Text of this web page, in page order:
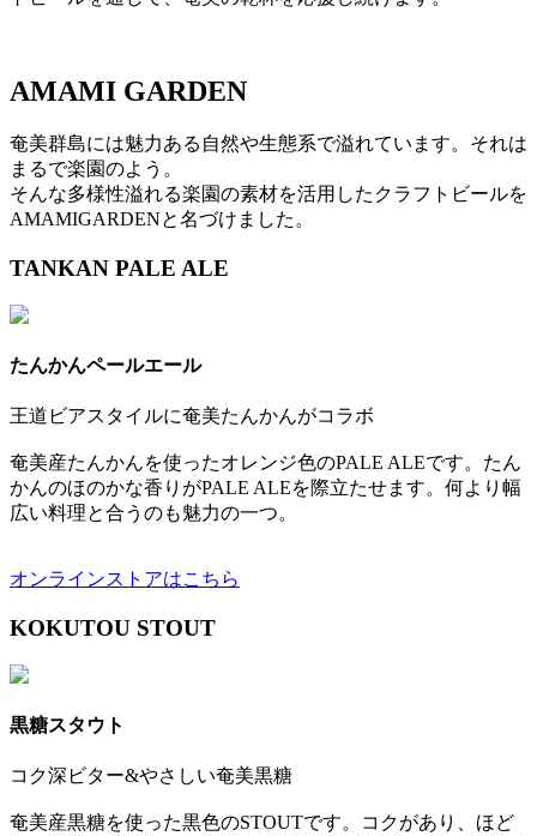
AMAMI GARDEN
奄美群島には魅力ある自然や生態系で溢れています。それは
まるで楽園のよう。
そんな多様性溢れる楽園の素材を活用したクラフトビールを
AMAMIGARDENと名づけました。
TANKAN PALE ALE
たんかんペールエール
王道ビアスタイルに奄美たんかんがコラボ
奄美産たんかんを使ったオレンジ色のPALE ALEです。たん
かんのほのかな香りがPALE ALEを際立たせます。何より幅
広い料理と合うのも魅力の一つ。
オンラインストアはこちら
KOKUTOU STOUT
黒糖スタウト
コク深ビター&やさしい奄美黒糖
奄美産黒糖を使った黒色のSTOUTです。コクがあり、ほど